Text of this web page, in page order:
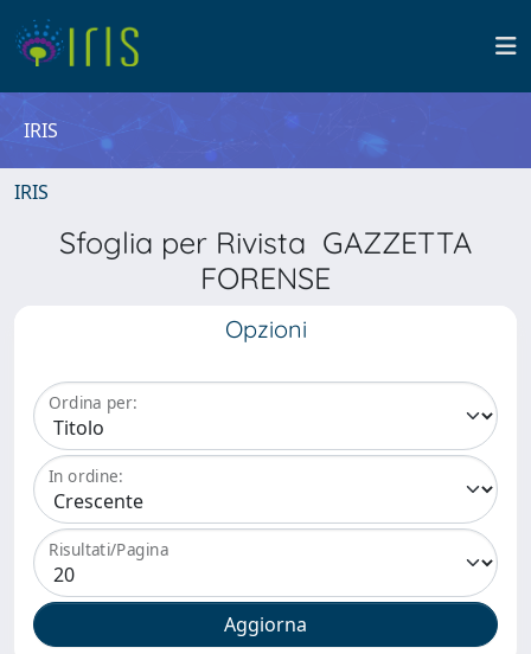
IRIS
IRIS
Sfoglia per Rivista GAZZETTA
FORENSE
Opzioni
Ordina per:
In ordine:
Risultati/Pagina